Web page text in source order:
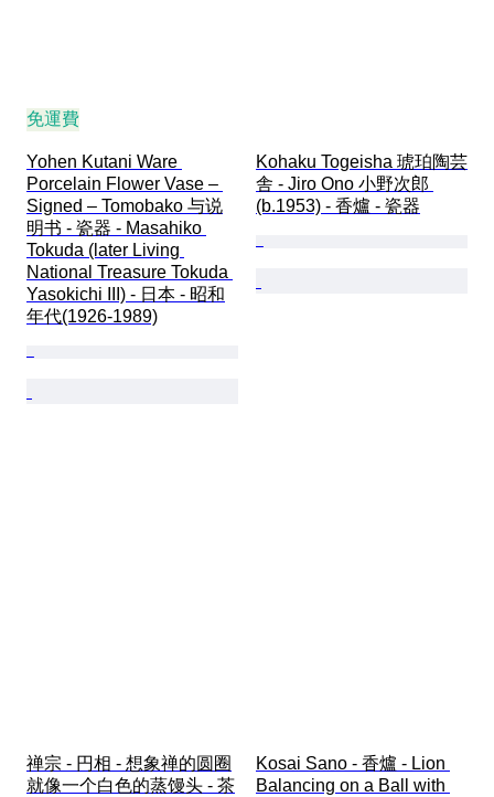
免運費
Yohen Kutani Ware
Porcelain Flower Vase –
Signed – Tomobako 与说
明书 - 瓷器 - Masahiko
Tokuda (later Living
National Treasure Tokuda
Yasokichi III) - 日本 - 昭和
年代(1926-1989)
Kohaku Togeisha 琥珀陶芸
舎 - Jiro Ono 小野次郎
(b.1953) - 香爐 - 瓷器
禅宗 - 円相 - 想象禅的圆圈
就像一个白色的蒸馒头 - 茶
Kosai Sano - 香爐 - Lion
Balancing on a Ball with